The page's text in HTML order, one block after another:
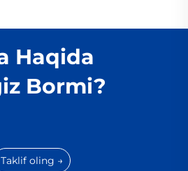
Haqida
Bormi?
Taklif oling →